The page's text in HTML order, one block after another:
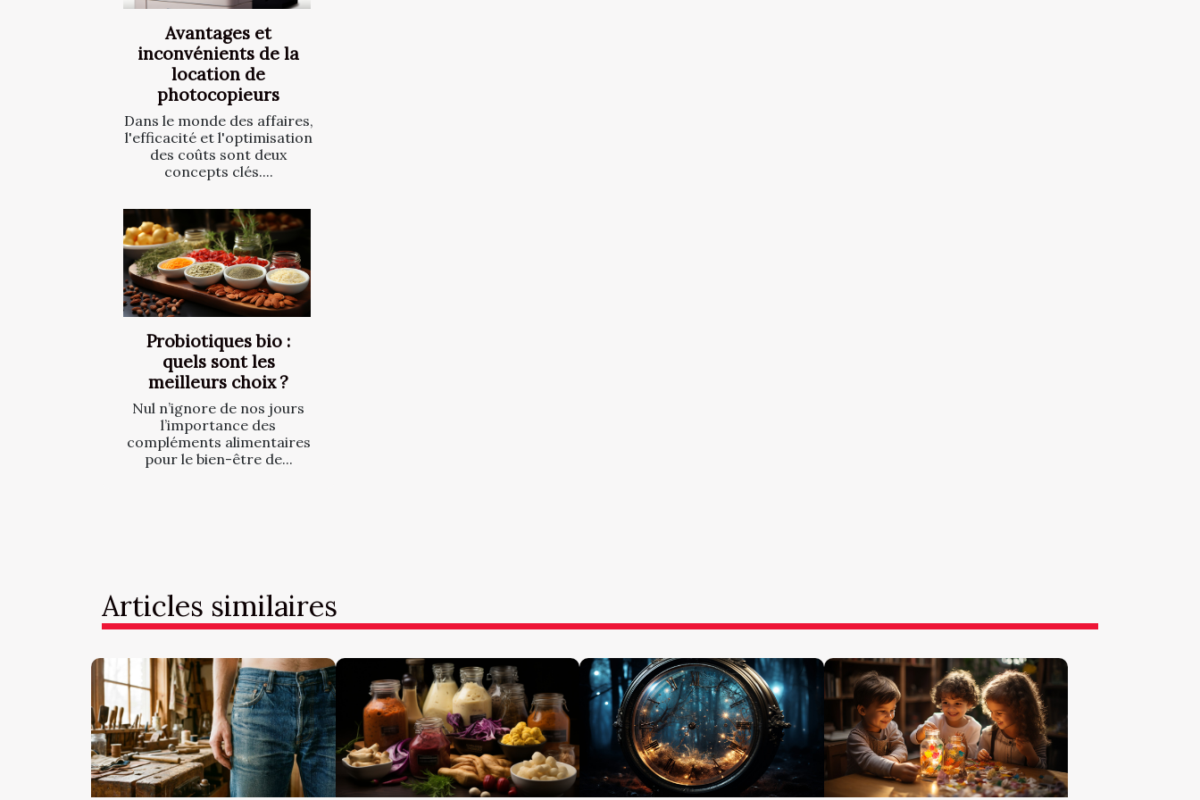
Avantages et
inconvénients de la
location de
photocopieurs
Dans le monde des affaires,
l'efficacité et l'optimisation
des coûts sont deux
concepts clés....
Probiotiques bio :
quels sont les
meilleurs choix ?
Nul n’ignore de nos jours
l’importance des
compléments alimentaires
pour le bien-être de...
Articles similaires